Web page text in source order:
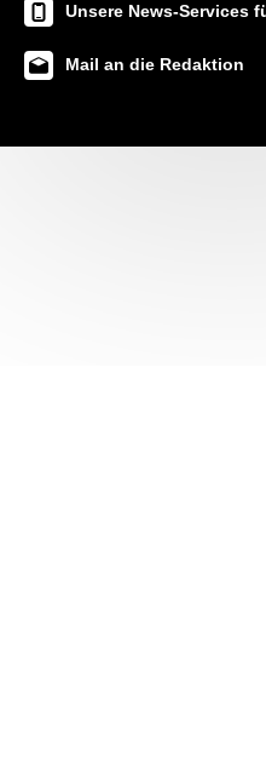
Unsere News-Services
Mail an die Redaktion